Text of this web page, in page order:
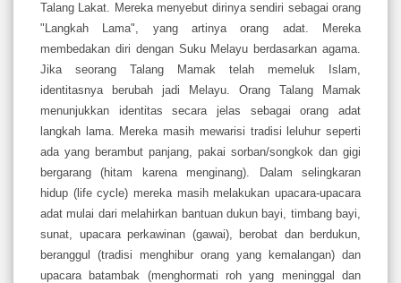
Talang Lakat. Mereka menyebut dirinya sendiri sebagai orang
"Langkah Lama", yang artinya orang adat. Mereka
membedakan diri dengan Suku Melayu berdasarkan agama.
Jika seorang Talang Mamak telah memeluk Islam,
identitasnya berubah jadi Melayu. Orang Talang Mamak
menunjukkan identitas secara jelas sebagai orang adat
langkah lama. Mereka masih mewarisi tradisi leluhur seperti
ada yang berambut panjang, pakai sorban/songkok dan gigi
bergarang (hitam karena menginang). Dalam selingkaran
hidup (life cycle) mereka masih melakukan upacara-upacara
adat mulai dari melahirkan bantuan dukun bayi, timbang bayi,
sunat, upacara perkawinan (gawai), berobat dan berdukun,
beranggul (tradisi menghibur orang yang kemalangan) dan
upacara batambak (menghormati roh yang meninggal dan